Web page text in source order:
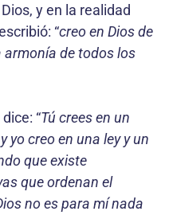
y en la realidad
“creo en Dios de
armonía de todos los
“Tú crees en un
yo creo en una ley y un
que existe
que ordenan el
no es para mí nada